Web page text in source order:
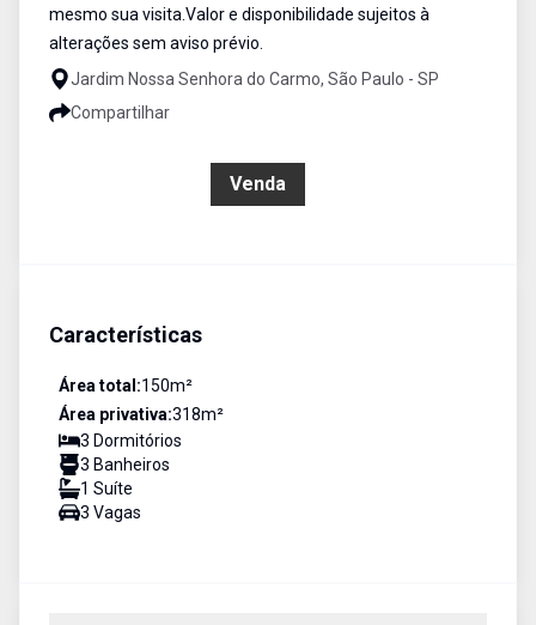
mesmo sua visita.Valor e disponibilidade sujeitos à
alterações sem aviso prévio.
Jardim Nossa Senhora do Carmo, São Paulo - SP
Compartilhar
Venda
Características
Área total:150m²
Área privativa:318m²
3 Dormitórios
3 Banheiros
1 Suíte
3 Vagas